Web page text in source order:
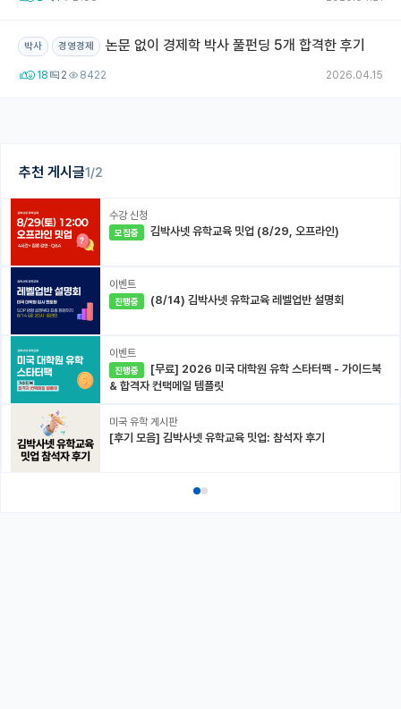
추천 게시글1/2
수강 신청
모집중 김박사넷 유학교육 밋업 (8/29, 오프라인)
이벤트
진행중 (8/14) 김박사넷 유학교육 레벨업반 설명회
이벤트
진행중
& 합격자 컨택메일 템플릿
미국 유학 게시판
[후기 모음] 김박사넷 유학교육 밋업: 참석자 후기
박사 경영경제 논문 없이 경제학 박사 풀펀딩 5개 합격한 후기
18 2 8422 2026.04.15